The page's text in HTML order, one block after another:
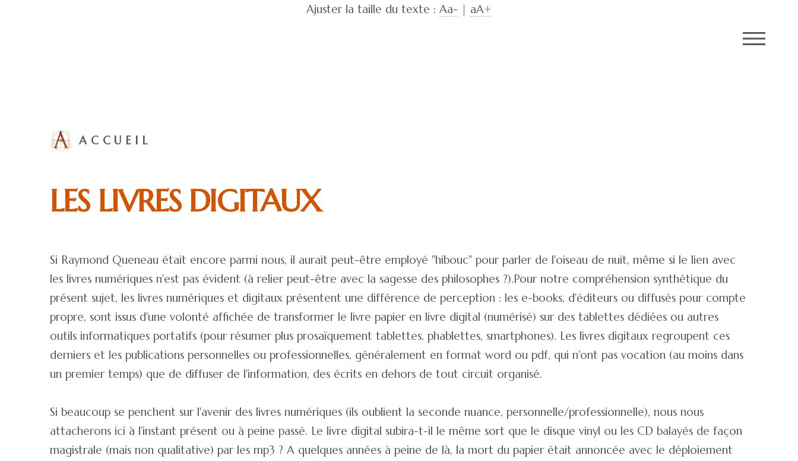
Ajuster la taille du texte : Aa- | aA+
ACCUEIL
LES LIVRES DIGITAUX
Si Raymond Queneau était encore parmi nous, il aurait peut-être employé "hibouc" pour parler de l'oiseau de nuit, même si le lien avec
les livres numériques n'est pas évident (à relier peut-être avec la sagesse des philosophes ?).Pour notre compréhension synthétique du
présent sujet, les livres numériques et digitaux présentent une différence de perception : les e-books, d'éditeurs ou diffusés pour compte
propre, sont issus d'une volonté affichée de transformer le livre papier en livre digital (numérisé) sur des tablettes dédiées ou autres
outils informatiques portatifs (pour résumer plus prosaïquement tablettes, phablettes, smartphones). Les livres digitaux regroupent ces
derniers et les publications personnelles ou professionnelles, généralement en format word ou pdf, qui n'ont pas vocation (au moins dans
un premier temps) que de diffuser de l'information, des écrits en dehors de tout circuit organisé.
Si beaucoup se penchent sur l'avenir des livres numériques (ils oublient la seconde nuance, personnelle/professionnelle), nous nous
attacherons ici à l'instant présent ou à peine passé. Le livre digital subira-t-il le même sort que le disque vinyl ou les CD balayés de façon
magistrale (mais non qualitative) par les mp3 ? A quelques années à peine de là, la mort du papier était annoncée avec le déploiement